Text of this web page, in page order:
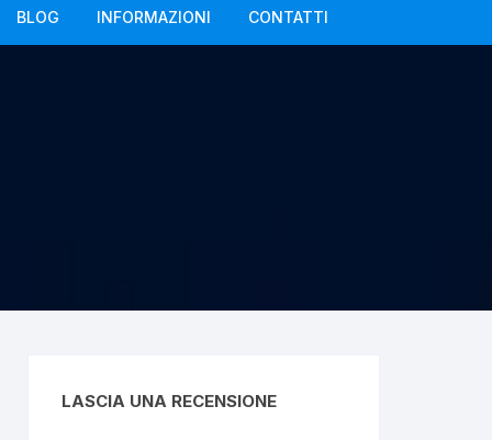
BLOG INFORMAZIONI CONTATTI
LASCIA UNA RECENSIONE